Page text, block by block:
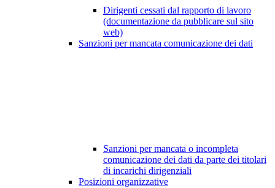
Dirigenti cessati dal rapporto di lavoro
(documentazione da pubblicare sul sito
web)
Sanzioni per mancata comunicazione dei dati
Sanzioni per mancata o incompleta
comunicazione dei dati da parte dei titolari
di incarichi dirigenziali
Posizioni organizzative